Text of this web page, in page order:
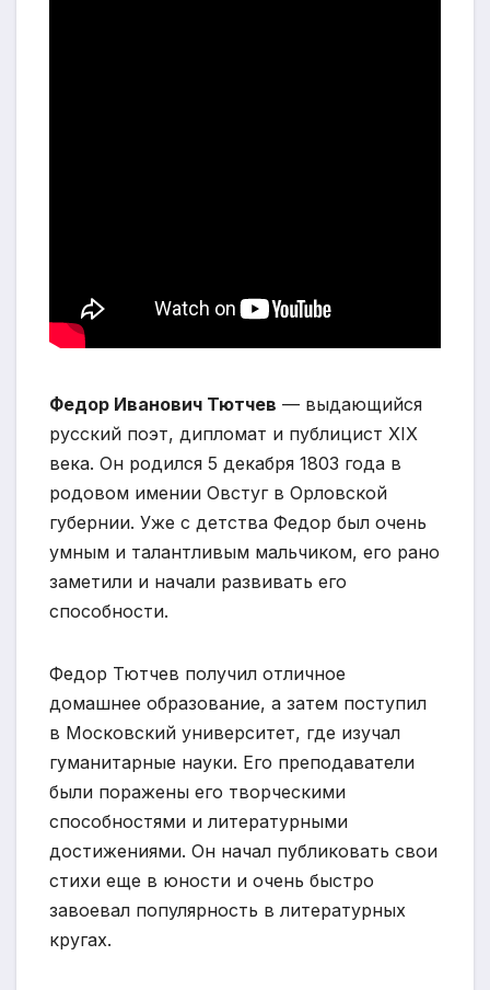
Федор Иванович Тютчев — выдающийся
русский поэт, дипломат и публицист XIX
века. Он родился 5 декабря 1803 года в
родовом имении Овстуг в Орловской
губернии. Уже с детства Федор был очень
умным и талантливым мальчиком, его рано
заметили и начали развивать его
способности.
Федор Тютчев получил отличное
домашнее образование, а затем поступил
в Московский университет, где изучал
гуманитарные науки. Его преподаватели
были поражены его творческими
способностями и литературными
достижениями. Он начал публиковать свои
стихи еще в юности и очень быстро
завоевал популярность в литературных
кругах.